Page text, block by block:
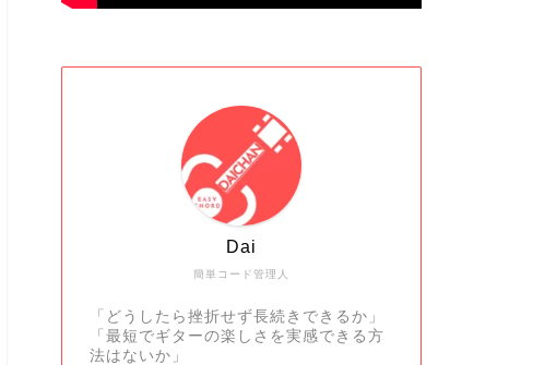
簡単コード管理人
Dai
「どうしたら挫折せず長続きできるか」
「最短でギターの楽しさを実感できる方
法はないか」